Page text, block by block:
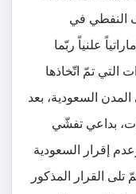
النفطي في
علنياً ربّما
التي تمّ اتّخاذها
المدن السعودية، بعد
بداعي تفشّي
إقرار السعودية
تلى القرار المذكور